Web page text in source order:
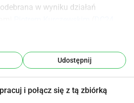
w wyniku działań
ostatecznie zagrażać
do zagranicznych podmiotów,
Malinkiewicz poświęciła cały swój
Udostępnij
i połącz się z tą zbiórką